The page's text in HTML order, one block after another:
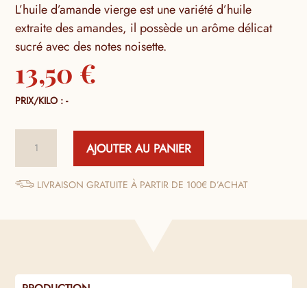
L’huile d’amande vierge est une variété d’huile
extraite des amandes, il possède un arôme délicat
sucré avec des notes noisette.
13,50 €
PRIX/KILO : -
Huile
d'Amande
AJOUTER AU PANIER
LIVRAISON GRATUITE À PARTIR DE 100€ D’ACHAT